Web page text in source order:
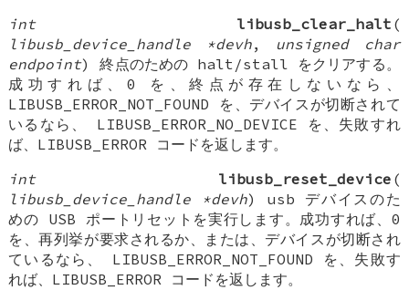
int
libusb_clear_halt (
libusb_device_handle *devh, unsigned char
endpoint) 終点のための halt/stall をクリアする。
成功すれば、0 を、終点が存在しないなら、
LIBUSB_ERROR_NOT_FOUND を、デバイスが切断されて
いるなら、 LIBUSB_ERROR_NO_DEVICE を、失敗すれ
ば、LIBUSB_ERROR コードを返します。
int
libusb_reset_device (
libusb_device_handle *devh) usb デバイスのた
めの USB ポートリセットを実行します。成功すれば、0
を、再列挙が要求されるか、または、デバイスが切断され
ているなら、 LIBUSB_ERROR_NOT_FOUND を、失敗す
れば、LIBUSB_ERROR コードを返します。